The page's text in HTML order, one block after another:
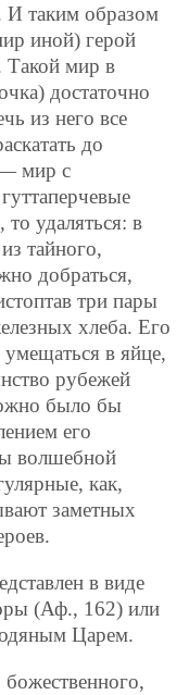
И таким образом
иной) герой
Такой мир в
достаточно
из него все
до
— мир с
удаляться: в
тайного,
добраться,
три пары
хлеба. Его
в яйце,
рубежей
было бы
его
волшебной
как,
заметных
в виде
(Аф., 162) или
Царем.